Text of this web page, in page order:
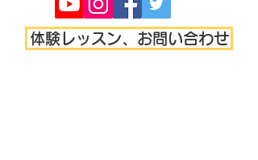
体験レッスン、お問い合わせ